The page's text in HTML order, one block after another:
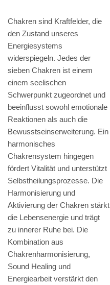
Chakren sind Kraftfelder, die
den Zustand unseres
Energiesystems
widerspiegeln. Jedes der
sieben Chakren ist einem
einem seelischen
Schwerpunkt zugeordnet und
beeinflusst sowohl emotionale
Reaktionen als auch die
Bewusstseinserweiterung. Ein
harmonisches
Chakrensystem hingegen
fördert Vitalität und unterstützt
Selbstheilungsprozesse. Die
Harmonisierung und
Aktivierung der Chakren stärkt
die Lebensenergie und trägt
zu innerer Ruhe bei. Die
Kombination aus
Chakrenharmonisierung,
Sound Healing und
Energiearbeit verstärkt den